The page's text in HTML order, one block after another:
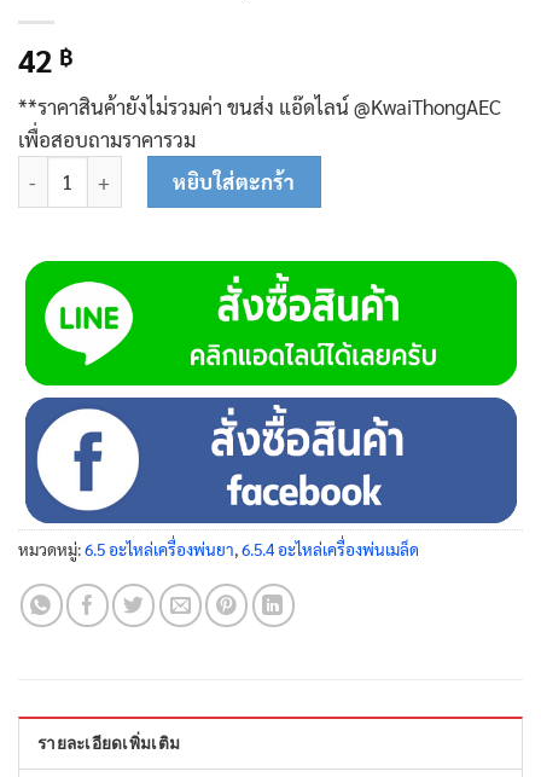
42 ฿
**ราคาสินค้ายังไม่รวมค่า ขนส่ง แอ๊ดไลน์ @KwaiThongAEC
เพื่อสอบถามราคารวม
จำนวน แขนโยกแผ่นควบคุม 26-0213 ชิ้น
หยิบใส่ตะกร้า
หมวดหมู่:6.5 อะไหล่เครื่องพ่นยา 6.5.4 อะไหล่เครื่องพ่นเมล็ด
รายละเอียดเพิ่มเติม